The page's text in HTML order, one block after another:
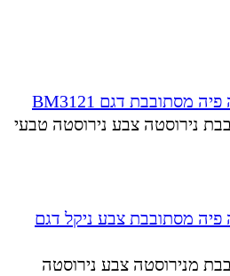
נירוסטה צבע נירוסטה טבעי
מנירוסטה צבע נירוסטה